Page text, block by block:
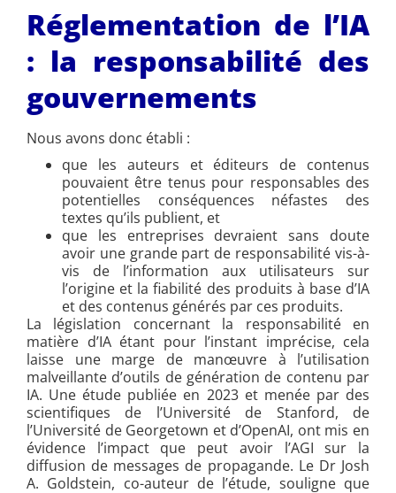
Réglementation de l’IA
: la responsabilité des
gouvernements
Nous avons donc établi :
que les auteurs et éditeurs de contenus
pouvaient être tenus pour responsables des
potentielles conséquences néfastes des
textes qu’ils publient, et
que les entreprises devraient sans doute
avoir une grande part de responsabilité vis-à-
vis de l’information aux utilisateurs sur
l’origine et la fiabilité des produits à base d’IA
et des contenus générés par ces produits.
La législation concernant la responsabilité en
matière d’IA étant pour l’instant imprécise, cela
laisse une marge de manœuvre à l’utilisation
malveillante d’outils de génération de contenu par
IA. Une étude publiée en 2023 et menéepar des
scientifiques de l’Université de Stanford, de
l’Université de Georgetown et d’OpenAI, ont mis en
évidence l’impact que peut avoir l’AGI sur la
diffusion de messages de propagande. Le Dr Josh
A. Goldstein, co-auteur de l’étude, souligne que